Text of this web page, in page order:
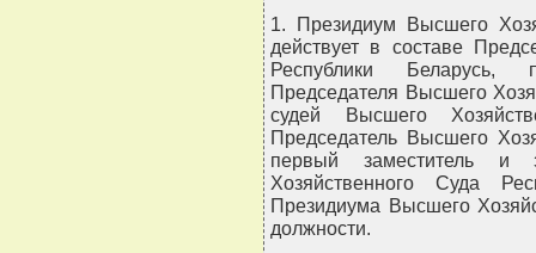
1. Президиум Высшего
действует в составе
Республики Беларусь,
Председателя Высшего
судей Высшего
Председатель Высшего
первый заместитель и
Хозяйственного Суда
Президиума Высшего
должности.